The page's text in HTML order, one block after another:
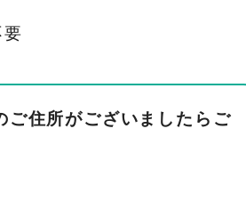
要
ご住所がございましたらご